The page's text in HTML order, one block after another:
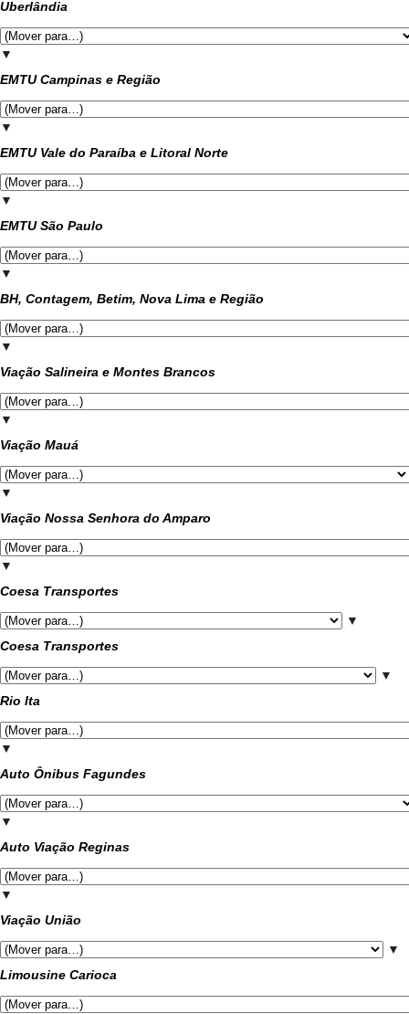
Uberlândia
▼
EMTU Campinas e Região
▼
EMTU Vale do Paraíba e Litoral Norte
▼
EMTU São Paulo
▼
BH, Contagem, Betim, Nova Lima e Região
▼
Viação Salineira e Montes Brancos
▼
Viação Mauá
▼
Viação Nossa Senhora do Amparo
▼
Coesa Transportes
▼
Coesa Transportes
▼
Rio Ita
▼
Auto Ônibus Fagundes
▼
Auto Viação Reginas
▼
Viação União
▼
Limousine Carioca